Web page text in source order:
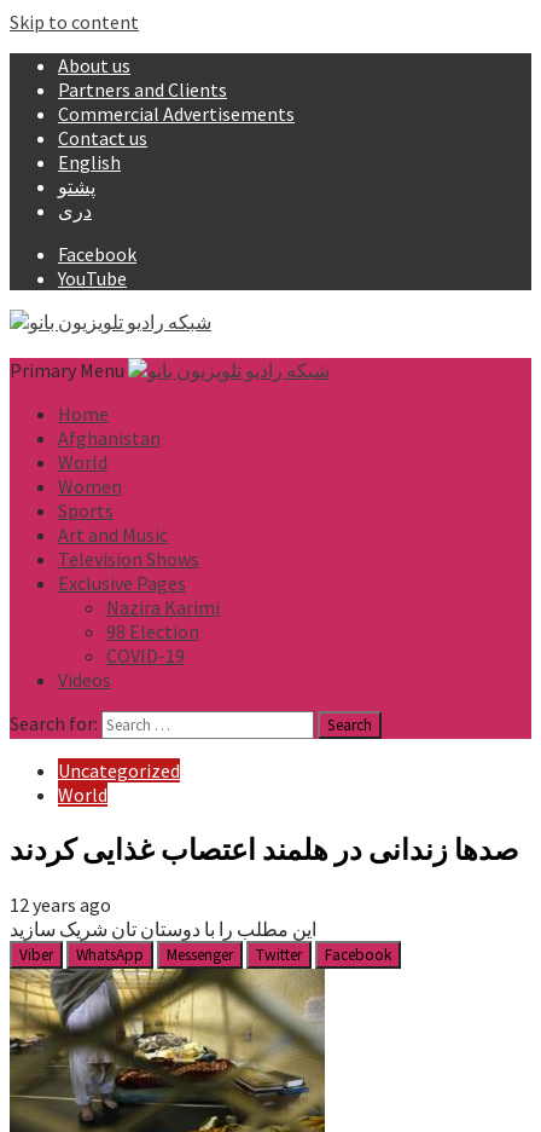
Skip to content
About us
Partners and Clients
Commercial Advertisements
Contact us
English
پشتو
دری
Facebook
YouTube
Primary Menu
Home
Afghanistan
World
Women
Sports
Art and Music
Television Shows
Exclusive Pages
Nazira Karimi
98 Election
COVID-19
Videos
Search for:
Uncategorized
World
صدها زندانی در هلمند اعتصاب غذایی کردند
12 years ago
این مطلب را با دوستان تان شریک سازید
Viber WhatsApp Messenger Twitter Facebook